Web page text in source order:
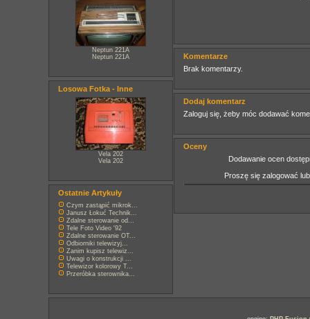
Neptun 221A
Neptun 221A
Losowa Fotka - Inne
Vela 202
Vela 202
Ostatnie Artykuły
Czym zastąpić mikrok...
Janusz Łokuć Technik...
Zdalne sterowanie od...
Tele Foto Video '92
Zdalne sterowanie OT...
Odbiorniki telewizyj...
Zanim kupisz telewiz...
Uwagi o konstrukcji ...
Telewizor kolorowy T...
Przeróbka sterownika...
Komentarze
Brak komentarzy.
Dodaj komentarz
Zaloguj się, żeby móc dodawać
Oceny
Dodawanie ocen
Proszę się zalogować